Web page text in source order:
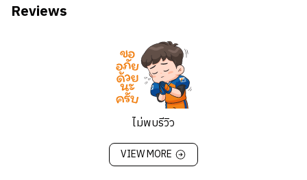
ต้อนรับลูกค้าอย่างสุภาพและเป็นมิตร พร้อมให้คำแนะนำ
รสชาติไอศกรีมและขนมหวาน
ตักไอศกรีมและจัดเสิร์ฟให้สวยงามตามมาตรฐานของร้าน
ช่วยลูกค้าทำรายการสั่งขนม เครื่องดื่ม หรือช็อกโกแลตโฮม
ดูแลความสะอาดบริเวณเคาน์เตอร์ โต๊ะนั่ง และพื้นที่หลัง
เติมไอศกรีม วัตถุดิบ และอุปกรณ์ต่าง ๆ ให้พร้อมใช้งาน
Reviews
ไม่พบรีวิว
VIEW MORE